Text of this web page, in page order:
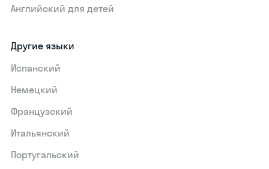
Английский для детей
Другие языки
Испанский
Немецкий
Французский
Итальянский
Португальский